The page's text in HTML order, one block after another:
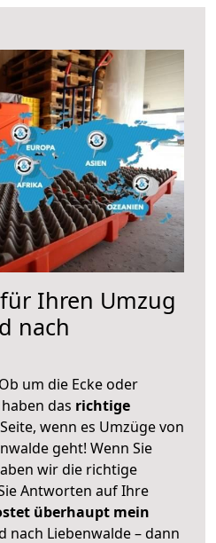
Ihren Umzug
nach
um die Ecke oder
das richtige
wenn es Umzüge von
geht! Wenn Sie
wir die richtige
Antworten auf Ihre
überhaupt mein
nach Liebenwalde – dann